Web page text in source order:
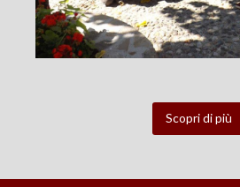
Scopri di più